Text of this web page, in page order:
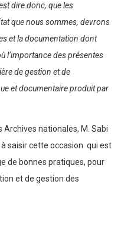
dire donc, que les
que nous sommes, devrons
et la documentation dont
l’importance des présentes
de gestion et de
et documentaire produit par
Archives nationales, M. Sabi
saisir cette occasion qui est
de bonnes pratiques, pour
et de gestion des